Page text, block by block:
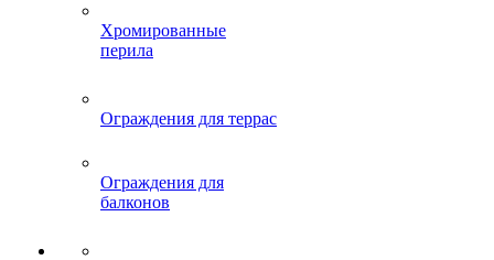
Хромированные
перила
Ограждения для террас
Ограждения для
балконов